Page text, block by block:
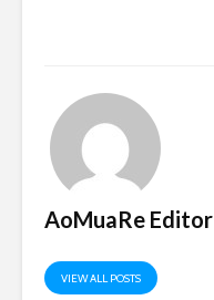
AoMuaRe Editor
VIEW ALL POSTS